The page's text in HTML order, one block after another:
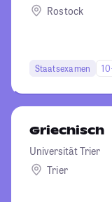
Rostock
Staatsexamen
Griechisch
Universität Trier
Trier